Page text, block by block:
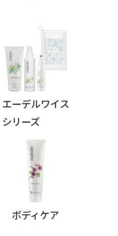
エーデルワイス
シリーズ
ボディケア